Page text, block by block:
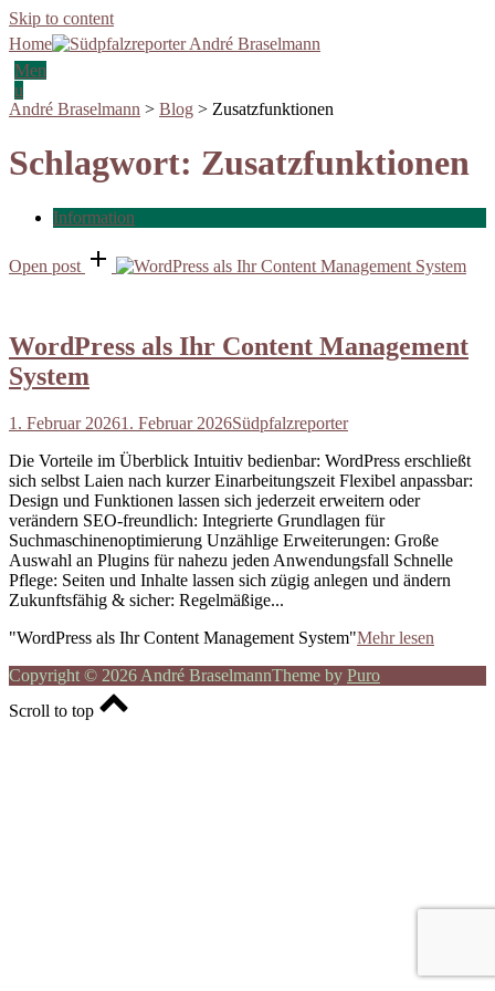
Skip to content
Home
Men
u
André Braselmann > Blog > Zusatzfunktionen
Schlagwort: Zusatzfunktionen
Information
Open post
WordPress als Ihr Content Management
System
1. Februar 20261. Februar 2026Südpfalzreporter
Die Vorteile im Überblick Intuitiv bedienbar: WordPress erschließt
sich selbst Laien nach kurzer Einarbeitungszeit Flexibel anpassbar:
Design und Funktionen lassen sich jederzeit erweitern oder
verändern SEO-freundlich: Integrierte Grundlagen für
Suchmaschinenoptimierung Unzählige Erweiterungen: Große
Auswahl an Plugins für nahezu jeden Anwendungsfall Schnelle
Pflege: Seiten und Inhalte lassen sich zügig anlegen und ändern
Zukunftsfähig & sicher: Regelmäßige...
"WordPress als Ihr Content Management System"Mehr lesen
Copyright © 2026 André BraselmannTheme by Puro
Scroll to top